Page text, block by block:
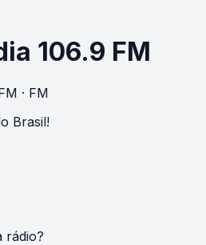
106.9 FM
· FM
Brasil!
rádio?